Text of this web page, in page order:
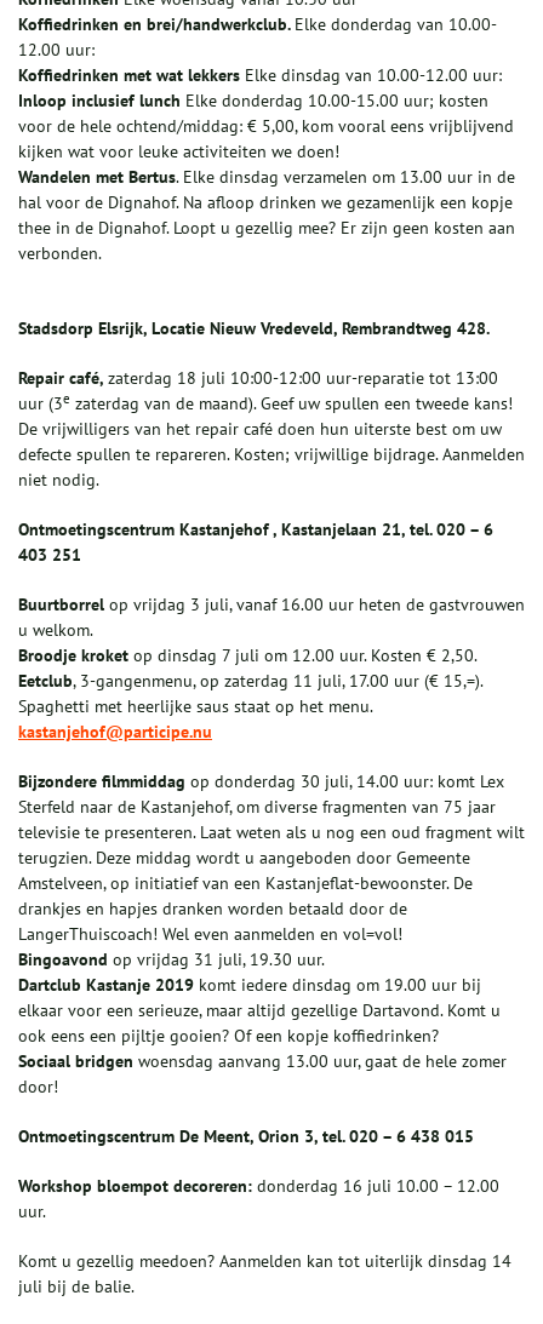
Koffiedrinken en brei/handwerkclub. Elke donderdag van 10.00-
12.00 uur:
Koffiedrinken met wat lekkers Elke dinsdag van 10.00-12.00 uur:
Inloop inclusief lunch Elke donderdag 10.00-15.00 uur; kosten
voor de hele ochtend/middag: € 5,00, kom vooral eens vrijblijvend
kijken wat voor leuke activiteiten we doen!
Wandelen met Bertus. Elke dinsdag verzamelen om 13.00 uur in de
hal voor de Dignahof. Na afloop drinken we gezamenlijk een kopje
thee in de Dignahof. Loopt u gezellig mee? Er zijn geen kosten aan
verbonden.
Stadsdorp Elsrijk, Locatie Nieuw Vredeveld, Rembrandtweg 428.
Repair café, zaterdag 18 juli 10:00-12:00 uur-reparatie tot 13:00
uur (3e zaterdag van de maand). Geef uw spullen een tweede kans!
De vrijwilligers van het repair café doen hun uiterste best om uw
defecte spullen te repareren. Kosten; vrijwillige bijdrage. Aanmelden
niet nodig.
Ontmoetingscentrum Kastanjehof , Kastanjelaan 21, tel. 020 – 6
403 251
Buurtborrel op vrijdag 3 juli, vanaf 16.00 uur heten de gastvrouwen
u welkom.
Broodje kroket op dinsdag 7 juli om 12.00 uur. Kosten € 2,50.
Eetclub, 3-gangenmenu, op zaterdag 11 juli, 17.00 uur (€ 15,=).
Spaghetti met heerlijke saus staat op het menu.
kastanjehof@participe.nu
Bijzondere filmmiddag op donderdag 30 juli, 14.00 uur: komt Lex
Sterfeld naar de Kastanjehof, om diverse fragmenten van 75 jaar
televisie te presenteren. Laat weten als u nog een oud fragment wilt
terugzien. Deze middag wordt u aangeboden door Gemeente
Amstelveen, op initiatief van een Kastanjeflat-bewoonster. De
drankjes en hapjes dranken worden betaald door de
LangerThuiscoach! Wel even aanmelden en vol=vol!
Bingoavond op vrijdag 31 juli, 19.30 uur.
Dartclub Kastanje 2019 komt iedere dinsdag om 19.00 uur bij
elkaar voor een serieuze, maar altijd gezellige Dartavond. Komt u
ook eens een pijltje gooien? Of een kopje koffiedrinken?
Sociaal bridgen woensdag aanvang 13.00 uur, gaat de hele zomer
door!
Ontmoetingscentrum De Meent, Orion 3, tel. 020 – 6 438 015
Workshop bloempot decoreren: donderdag 16 juli 10.00 – 12.00
uur.
Komt u gezellig meedoen? Aanmelden kan tot uiterlijk dinsdag 14
juli bij de balie.